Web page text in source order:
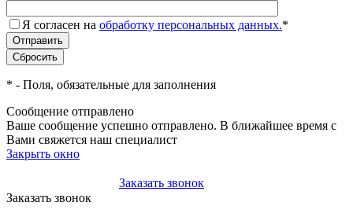
Я согласен на обработку персональных данных.*
* - Поля, обязательные для заполнения
Сообщение отправлено
Ваше сообщение успешно отправлено. В ближайшее время с
Вами свяжется наш специалист
Закрыть окно
Заказать звонок
Заказать звонок